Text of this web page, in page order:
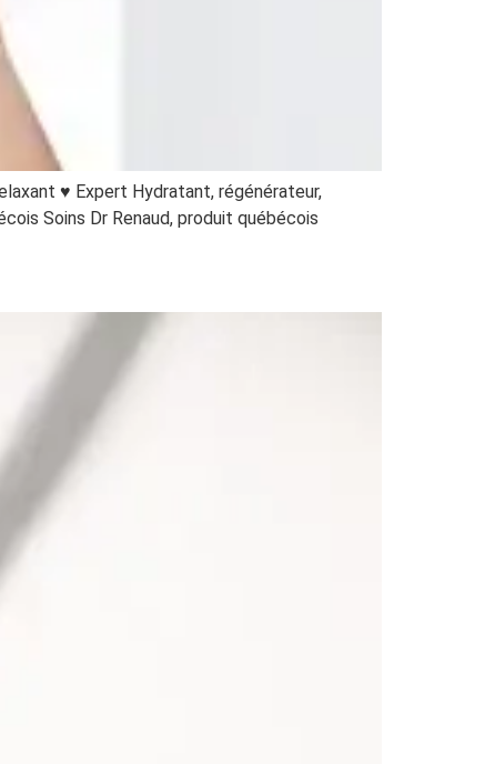
♥ Expert Hydratant, régénérateur,
Soins Dr Renaud, produit québécois